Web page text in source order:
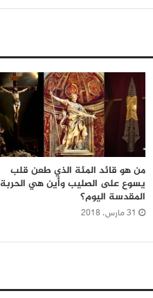
من هو قائد المئة الذي طعن قلب
يسوع على الصليب وأين هي الحربة
المقدسة اليوم؟
31 مارس، 2018